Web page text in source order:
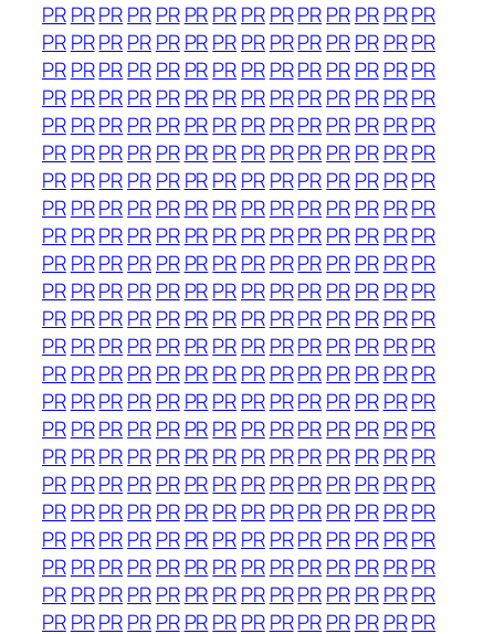
PRPRPRPRPR PRPRPRPRPRPRPR PRPR
PRPRPRPRPR PRPRPRPRPRPRPR PRPR
PRPRPRPRPR PRPRPRPRPRPRPR PRPR
PRPRPRPRPR PRPRPRPRPRPRPR PRPR
PRPRPRPRPR PRPRPRPRPRPRPR PRPR
PRPRPRPRPR PRPRPRPRPRPRPR PRPR
PRPRPRPRPR PRPRPRPRPRPRPR PRPR
PRPRPRPRPR PRPRPRPRPRPRPR PRPR
PRPRPRPRPR PRPRPRPRPRPRPR PRPR
PRPRPRPRPR PRPRPRPRPRPRPR PRPR
PRPRPRPRPR PRPRPRPRPRPRPR PRPR
PRPRPRPRPR PRPRPRPRPRPRPR PRPR
PRPRPRPRPR PRPRPRPRPRPRPR PRPR
PRPRPRPRPR PRPRPRPRPRPRPR PRPR
PRPRPRPRPR PRPRPRPRPRPRPR PRPR
PRPRPRPRPR PRPRPRPRPRPRPR PRPR
PRPRPRPRPR PRPRPRPRPRPRPR PRPR
PRPRPRPRPR PRPRPRPRPRPRPR PRPR
PRPRPRPRPR PRPRPRPRPRPRPR PRPR
PRPRPRPRPR PRPRPRPRPRPRPR PRPR
PRPRPRPRPR PRPRPRPRPRPRPR PRPR
PRPRPRPRPR PRPRPRPRPRPRPR PRPR
PRPRPRPRPR PRPRPRPRPRPRPR PRPR